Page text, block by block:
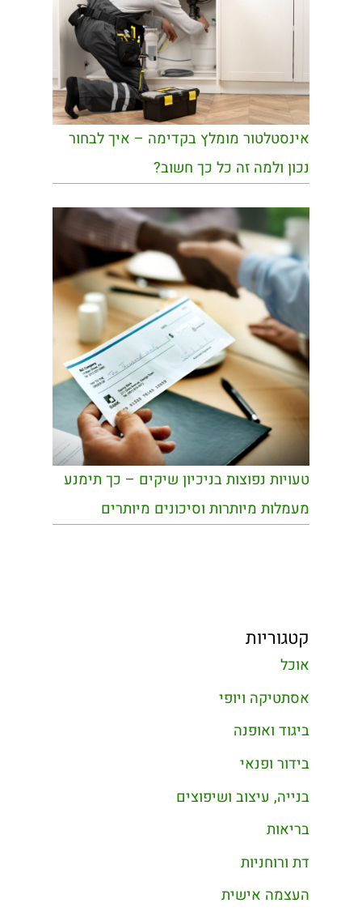
אינסטלטור מומלץ בקדימה – איך לבחור
נכון ולמה זה כל כך חשוב?
טעויות נפוצות בניכיון שיקים – כך תימנע
מעמלות מיותרות וסיכונים מיותרים
קטגוריות
אוכל
אסתטיקה ויופי
ביגוד ואופנה
בידור ופנאי
בנייה, עיצוב ושיפוצים
בריאות
דת ורוחניות
העצמה אישית